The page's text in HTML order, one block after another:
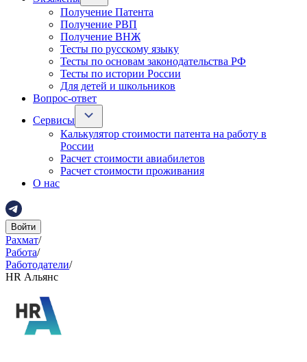
Получение Патента
Получение РВП
Получение ВНЖ
Тесты по русскому языку
Тесты по основам законодательства РФ
Тесты по истории России
Для детей и школьников
Вопрос-ответ
Сервисы
Калькулятор стоимости патента на работу в
России
Расчет стоимости авиабилетов
Расчет стоимости проживания
О нас
Войти
Рахмат/
Работа/
Работодатели/
HR Альянс